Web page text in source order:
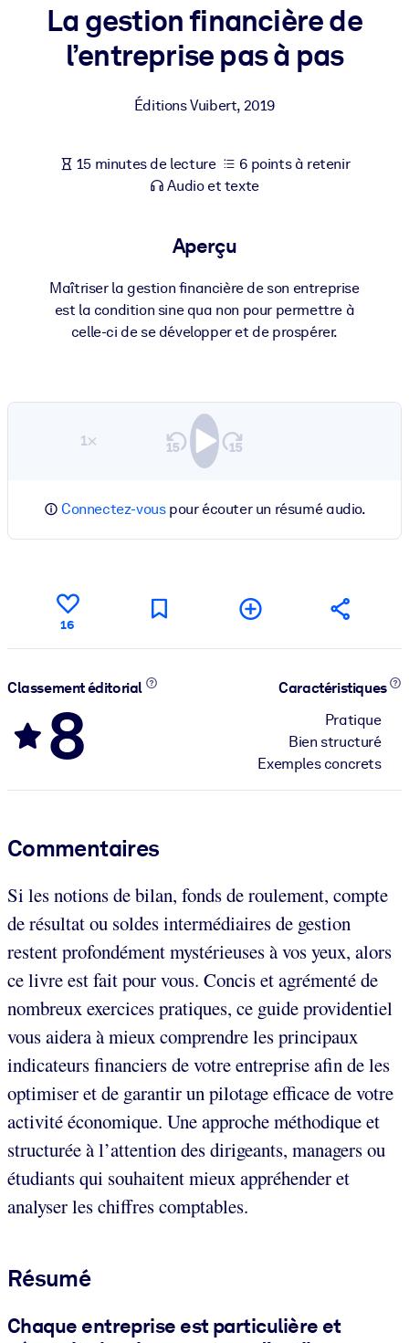
PAR SYSTÈME
Intégrez des connaissances vérifiées et concises dans votre
Pour bibliothèques d'entreprise
Pour les systèmes d’IA
Alimentez vos systèmes d'IA avec des connaissances fiables et
structurées pour améliorer les résultats.
La gestion financière de
l’entreprise pas à pas
Éditions Vuibert, 2019
15 minutes de lecture
6 points à retenir
Audio et texte
Aperçu
Maîtriser la gestion financière de son entreprise
est la condition sine qua non pour permettre à
celle-ci de se développer et de prospérer.
1×
Connectez-vouspour écouter un résumé audio.
16
Classement éditorial
8
Caractéristiques
Pratique
Bien structuré
Exemples concrets
Commentaires
Si les notions de bilan, fonds de roulement, compte
de résultat ou soldes intermédiaires de gestion
restent profondément mystérieuses à vos yeux, alors
ce livre est fait pour vous. Concis et agrémenté de
nombreux exercices pratiques, ce guide providentiel
vous aidera à mieux comprendre les principaux
indicateurs financiers de votre entreprise afin de les
optimiser et de garantir un pilotage efficace de votre
activité économique. Une approche méthodique et
structurée à l’attention des dirigeants, managers ou
étudiants qui souhaitent mieux appréhender et
analyser les chiffres comptables.
Résumé
Chaque entreprise est particulière et